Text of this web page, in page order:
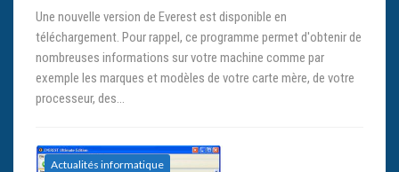
Une nouvelle version de Everest est disponible en
téléchargement. Pour rappel, ce programme permet d'obtenir de
nombreuses informations sur votre machine comme par
exemple les marques et modèles de votre carte mère, de votre
processeur, des…
Actualités informatique